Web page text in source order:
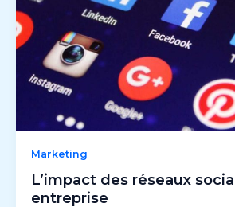
Marketing
L’impact des réseaux
entreprise